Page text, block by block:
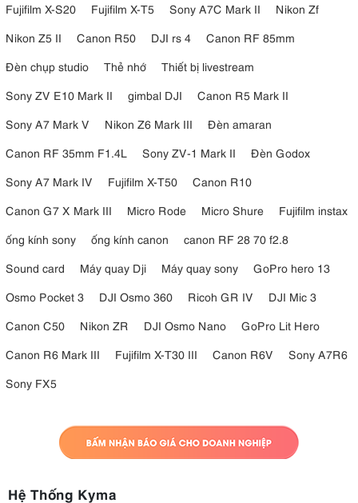
Fujifilm X-S20
Fujifilm X-T5 Sony A7C Mark II
Nikon Zf
Nikon Z5 II
Canon R50 DJI rs 4
Canon RF 85mm
Đèn chụp studio
Thẻ nhớ
Thiết bị livestream
Sony ZV E10 Mark II
gimbal DJI
Canon R5 Mark II
Sony A7 Mark V
Nikon Z6 Mark III
Đèn amaran
Canon RF 35mm F1.4L
Sony ZV-1 Mark II
Đèn Godox
Sony A7 Mark IV
Fujifilm X-T50
Canon R10
Canon G7 X Mark III
Micro Rode Micro Shure
Fujifilm instax
ống kính sony
ống kính canon
canon RF 28 70 f2.8
Sound card
Máy quay Dji Máy quay sony
GoPro hero 13
Osmo Pocket 3
DJI Osmo 360 Ricoh GR IV
DJI Mic 3
Canon C50
Nikon ZR DJI Osmo Nano
GoPro Lit Hero
Canon R6 Mark III
Fujifilm X-T30 III Canon R6V
Sony A7R6
Sony FX5
Hệ Thống Kyma